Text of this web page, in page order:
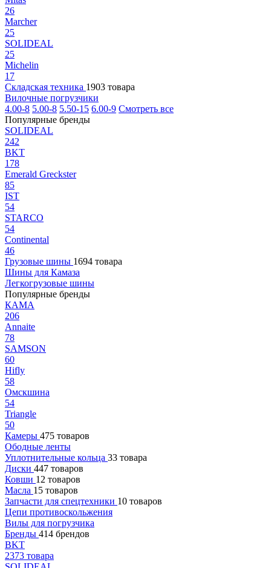
26
Marcher
25
SOLIDEAL
25
Michelin
17
Складская техника 1903 товара
Вилочные погрузчики
4.00-8 5.00-8 5.50-15 6.00-9 Смотреть все
Популярные бренды
SOLIDEAL
242
BKT
178
Emerald Greckster
85
IST
54
STARCO
54
Continental
46
Грузовые шины 1694 товара
Шины для Камаза
Легкогрузовые шины
Популярные бренды
КАМА
206
Annaite
78
SAMSON
60
Hifly
58
Омскшина
54
Triangle
50
Камеры 475 товаров
Ободные ленты
Уплотнительные кольца 33 товара
Диски 447 товаров
Ковши 12 товаров
Масла 15 товаров
Запчасти для спецтехники 10 товаров
Цепи противоскольжения
Вилы для погрузчика
Бренды 414 брендов
BKT
2373 товара